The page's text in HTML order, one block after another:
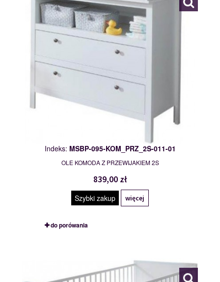
Indeks: MSBP-095-KOM_PRZ_2S-011-01
OLE KOMODA Z PRZEWIJAKIEM 2S
839,00 zł
Szybki zakup więcej
do porówania